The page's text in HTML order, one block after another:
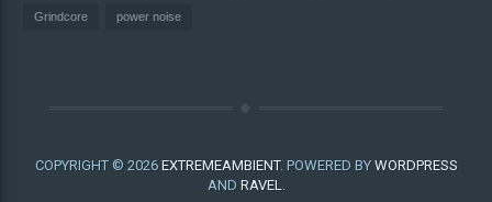
Grindcore power noise
COPYRIGHT © 2026 EXTREMEAMBIENT. POWERED BY WORDPRESS
AND RAVEL.